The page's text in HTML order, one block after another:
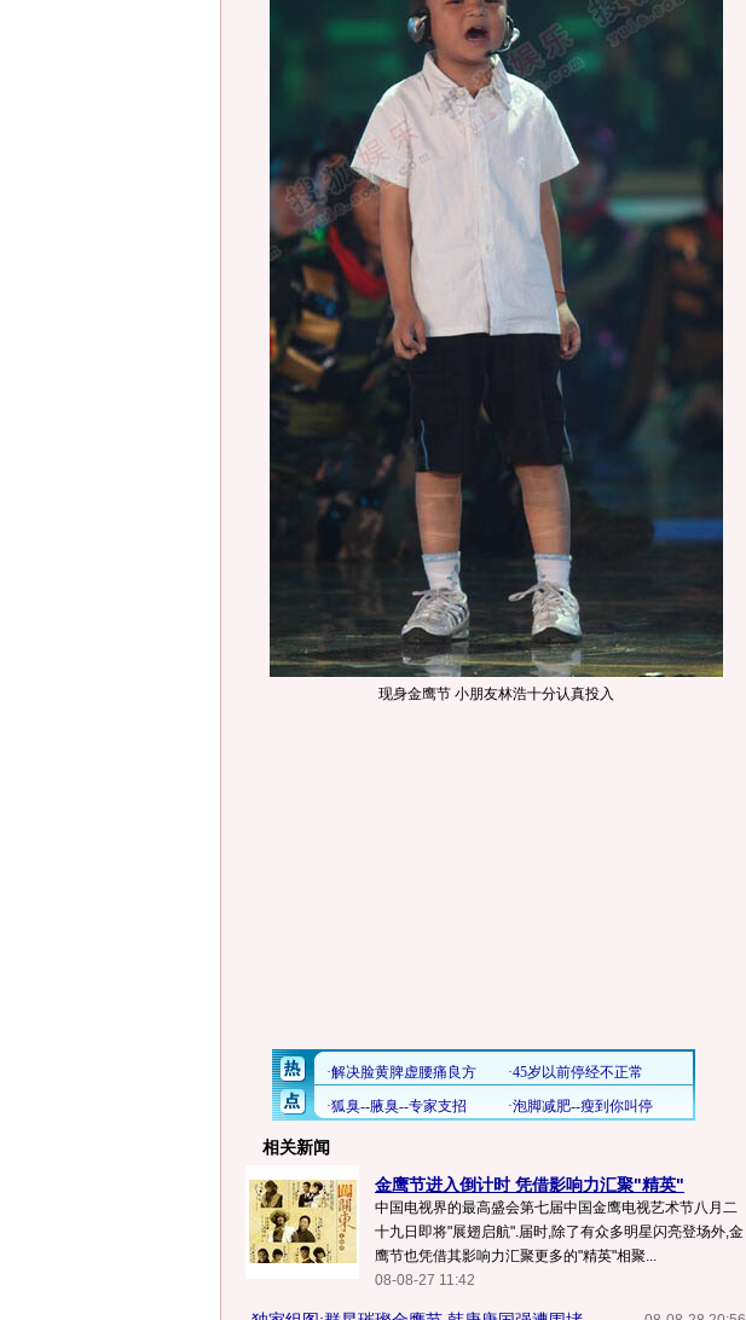
现身金鹰节 小朋友林浩十分认真投入
相关新闻
金鹰节进入倒计时 凭借影响力汇聚"精英"
中国电视界的最高盛会第七届中国金鹰电视艺术节八月二
十九日即将"展翅启航".届时,除了有众多明星闪亮登场外,金
鹰节也凭借其影响力汇聚更多的"精英"相聚...
08-08-27 11:42